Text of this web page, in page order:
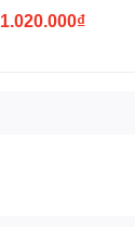
1.020.000₫